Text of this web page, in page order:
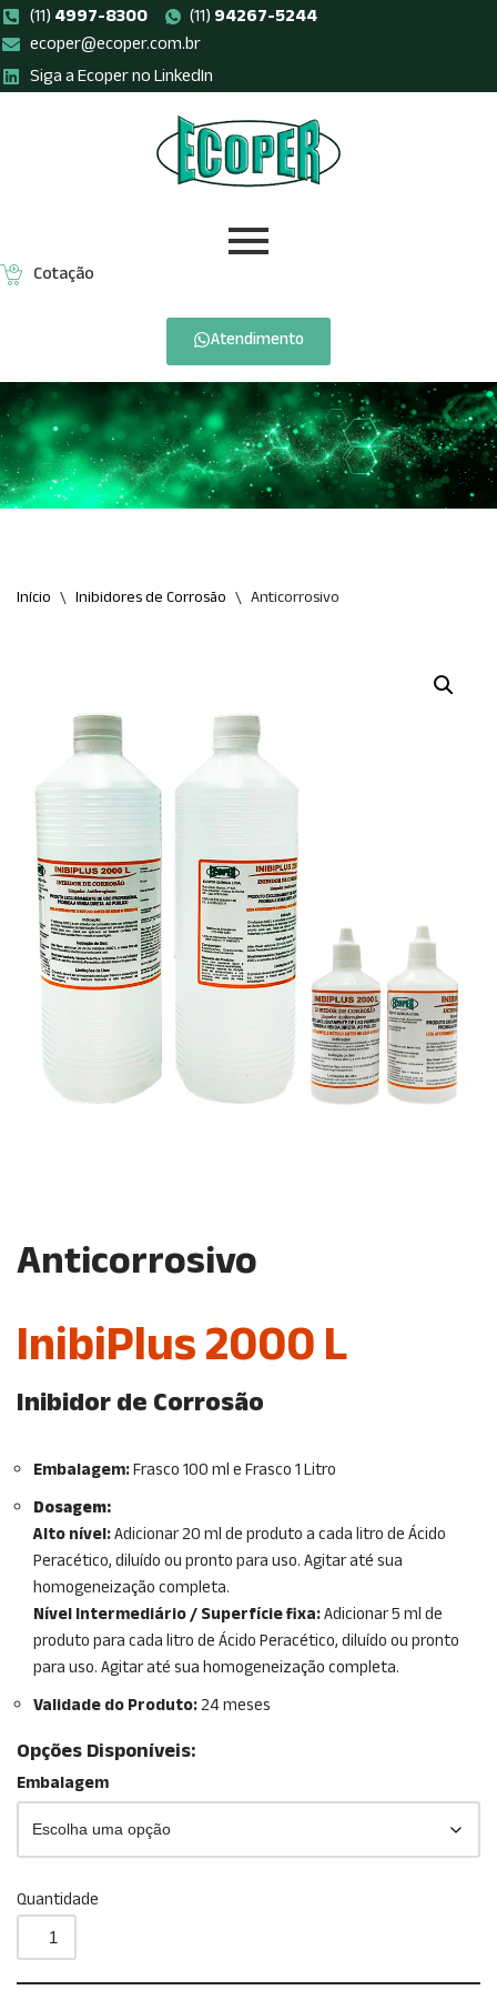
Pular
para
(11)4997-8300 (11)94267-5244
ecoper@ecoper.com.br
Siga a Ecoper no LinkedIn
Cotação
Atendimento
Início \ Inibidores de Corrosão \ Anticorrosivo
Anticorrosivo
InibiPlus 2000 L
Inibidor de Corrosão
Embalagem:Frasco 100 ml e Frasco 1 Litro
Dosagem:
Alto nível:Adicionar 20 ml de produto a cada litro de Ácido
Peracético, diluído ou pronto para uso. Agitar até sua
homogeneização completa.
Nível Intermediário / Superfície fixa:Adicionar 5 ml de
produto para cada litro de Ácido Peracético, diluído ou pronto
para uso. Agitar até sua homogeneização completa.
Validade do Produto:24 meses
Opções Disponíveis:
Embalagem
Quantidade